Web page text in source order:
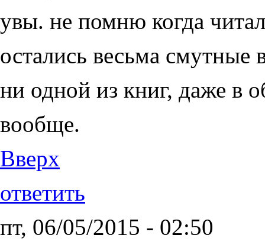
увы. не помню когда
остались весьма
ни одной из книг, даже в
вообще.
Вверх
ответить
пт, 06/05/2015 - 02:50